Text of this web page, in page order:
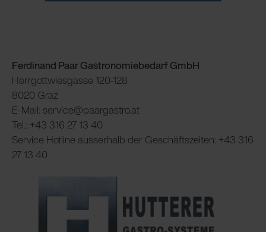
Ferdinand Paar Gastronomiebedarf GmbH
Herrgottwiesgasse 120-128
8020 Graz
E-Mail: service@paargastro.at
Tel.: +43 316 27 13 40
Service Hotline ausserhalb der Geschäftszeiten: +43 316
27 13 40